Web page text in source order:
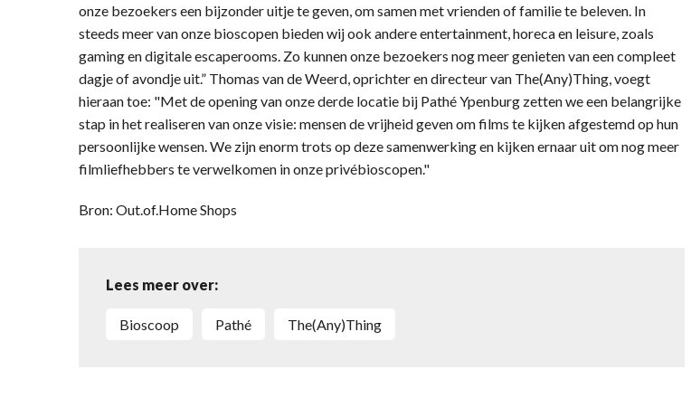
onze bezoekers een bijzonder uitje te geven, om samen met vrienden of familie te beleven. In
steeds meer van onze bioscopen bieden wij ook andere entertainment, horeca en leisure, zoals
gaming en digitale escaperooms. Zo kunnen onze bezoekers nog meer genieten van een compleet
dagje of avondje uit.” Thomas van de Weerd, oprichter en directeur van The(Any)Thing, voegt
hieraan toe: "Met de opening van onze derde locatie bij Pathé Ypenburg zetten we een belangrijke
stap in het realiseren van onze visie: mensen de vrijheid geven om films te kijken afgestemd op hun
persoonlijke wensen. We zijn enorm trots op deze samenwerking en kijken ernaar uit om nog meer
filmliefhebbers te verwelkomen in onze privébioscopen."
Bron: Out.of.Home Shops
Lees meer over:
bioscoop Pathé The(Any)Thing